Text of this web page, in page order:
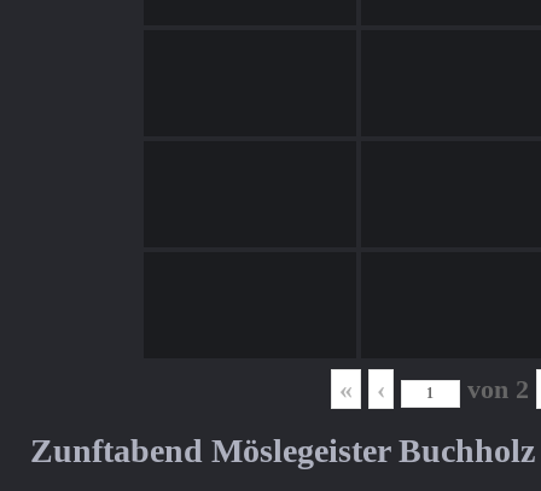
« ‹ von 2
Zunftabend Möslegeister Buchholz